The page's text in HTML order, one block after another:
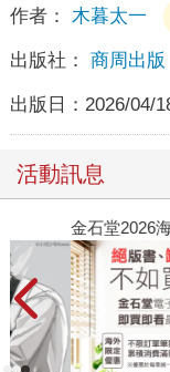
作者： 木暮太一
出版社： 商周出版
出版日： 2026/04/
活動訊息
金石堂2026海外優